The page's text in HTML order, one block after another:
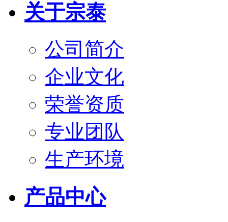
关于宗泰
公司简介
企业文化
荣誉资质
专业团队
生产环境
产品中心